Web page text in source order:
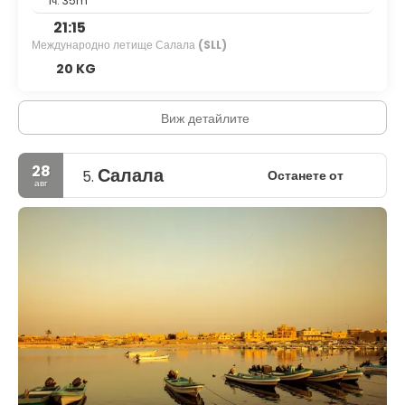
21:15
Международно летище Салала (SLL)
20 KG
Виж детайлите
28
авг 5. Салала Останете от